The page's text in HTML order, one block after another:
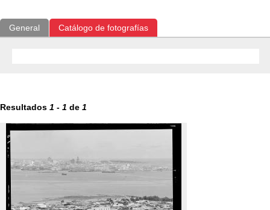
General Catálogo de fotografías
Resultados 1 - 1 de 1